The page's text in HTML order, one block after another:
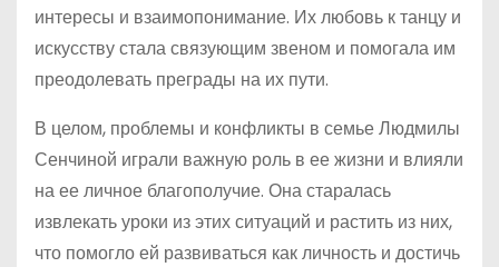
интересы и взаимопонимание. Их любовь к танцу и
искусству стала связующим звеном и помогала им
преодолевать преграды на их пути.
В целом, проблемы и конфликты в семье Людмилы
Сенчиной играли важную роль в ее жизни и влияли
на ее личное благополучие. Она старалась
извлекать уроки из этих ситуаций и растить из них,
что помогло ей развиваться как личность и достичь